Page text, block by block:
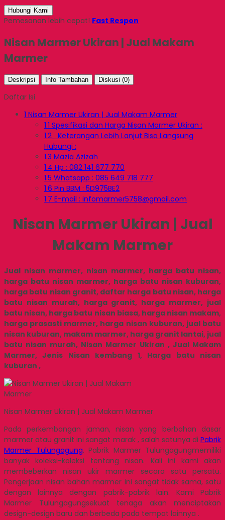
Hubungi Kami
Pemesanan lebih cepat! Fast Respon
Nisan Marmer Ukiran | Jual Makam
Marmer
Deskripsi Info Tambahan Diskusi (0)
Daftar Isi
1 Nisan Marmer Ukiran | Jual Makam Marmer
1.1 Spesifikasi dan Harga Nisan Marmer Ukiran :
1.2 Keterangan Lebih Lanjut Bisa Langsung
Hubungi :
1.3 Mazia Azizah
1.4 Hp : 082 141 677 770
1.5 Whatsapp : 085 649 718 777
1.6 Pin BBM : 5D975BE2
1.7 E-mail : infomarmer5758@gmail.com
Nisan Marmer Ukiran | Jual
Makam Marmer
Jual nisan marmer, nisan marmer, harga batu nisan,
harga batu nisan marmer, harga batu nisan kuburan,
harga batu nisan granit, daftar harga batu nisan, harga
batu nisan murah, harga granit, harga marmer, jual
batu nisan, harga batu nisan biasa, harga nisan makam,
harga prasasti marmer, harga nisan kuburan, jual batu
nisan kuburan, makam marmer, harga granit lantai, jual
batu nisan murah, Nisan Marmer Ukiran , Jual Makam
Marmer, Jenis Nisan kembang 1, Harga batu nisan
kuburan ,
Nisan Marmer Ukiran | Jual Makam Marmer
Pada perkembangan jaman, nisan yang berbahan dasar
marmer atau granit ini sangat marak , salah satunya di Pabrik
Marmer Tulungagung. Pabrik Marmer Tulungagungmemiliki
banyak koleksi-koleksi tentang nisan. Kali ini kami akan
membeberkan nisan ukir marmer secara satu persatu.
Pengerjaan nisan bahan marmer ini sangat tidak sama, satu
dengan lainnya dengan pabrik-pabrik lain. Kami Pabrik
Marmer Tulungagungsekuat tenaga akan menciptakan
design-design baru dan berbeda pada tempat lainnya .